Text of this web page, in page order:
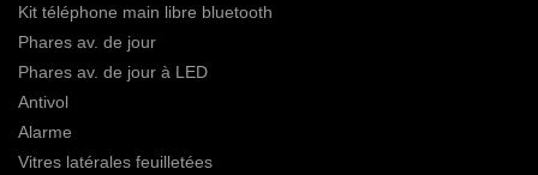
Kit téléphone main libre bluetooth
Phares av. de jour
Phares av. de jour à LED
Antivol
Alarme
Vitres latérales feuilletées